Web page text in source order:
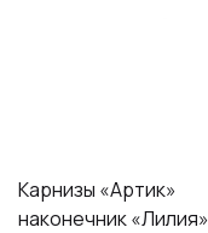
Карнизы «Артик»
наконечник «Лилия»